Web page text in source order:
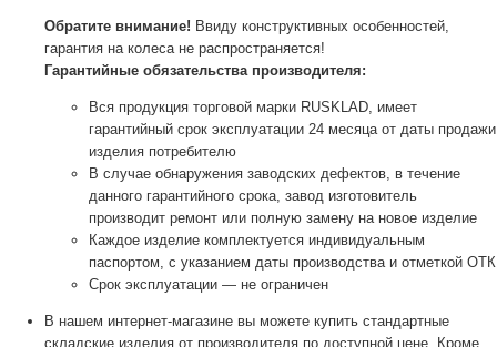
Обратите внимание! Ввиду конструктивных особенностей,
гарантия на колеса не распространяется!
Гарантийные обязательства производителя:
Вся продукция торговой марки RUSKLAD, имеет
гарантийный срок эксплуатации 24 месяца от даты продажи
изделия потребителю
В случае обнаружения заводских дефектов, в течение
данного гарантийного срока, завод изготовитель
производит ремонт или полную замену на новое изделие
Каждое изделие комплектуется индивидуальным
паспортом, с указанием даты производства и отметкой ОТК
Срок эксплуатации — не ограничен
В нашем интернет-магазине вы можете купить стандартные
складские изделия от производителя по доступной цене. Кроме